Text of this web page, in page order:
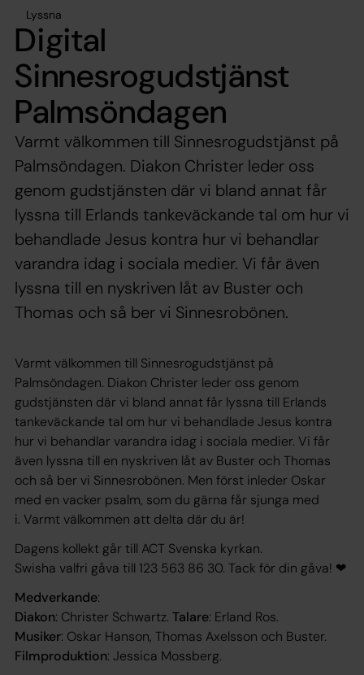
Lyssna
Digital
Sinnesrogudstjänst
Palmsöndagen
Varmt välkommen till Sinnesrogudstjänst på
Palmsöndagen. Diakon Christer leder oss
genom gudstjänsten där vi bland annat får
lyssna till Erlands tankeväckande tal om hur vi
behandlade Jesus kontra hur vi behandlar
varandra idag i sociala medier. Vi får även
lyssna till en nyskriven låt av Buster och
Thomas och så ber vi Sinnesrobönen.
Varmt välkommen till Sinnesrogudstjänst på
Palmsöndagen. Diakon Christer leder oss genom
gudstjänsten där vi bland annat får lyssna till Erlands
tankeväckande tal om hur vi behandlade Jesus kontra
hur vi behandlar varandra idag i sociala medier. Vi får
även lyssna till en nyskriven låt av Buster och Thomas
och så ber vi Sinnesrobönen. Men först inleder Oskar
med en vacker psalm, som du gärna får sjunga med
i. Varmt välkommen att delta där du är!
Dagens kollekt går till ACT Svenska kyrkan.
Swisha valfri gåva till 123 563 86 30. Tack för din gåva! ❤
Medverkande:
Diakon: Christer Schwartz. Talare: Erland Ros.
Musiker: Oskar Hanson, Thomas Axelsson och Buster.
Filmproduktion: Jessica Mossberg.